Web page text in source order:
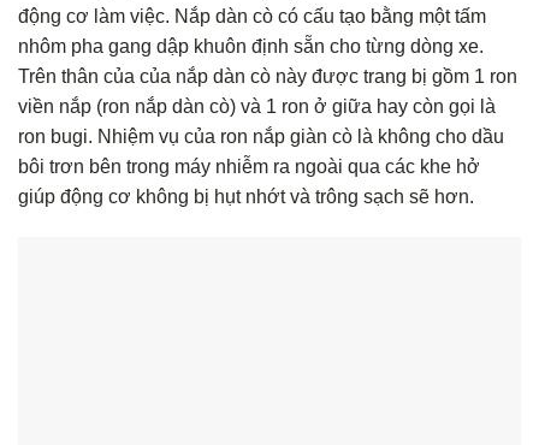
động cơ làm việc. Nắp dàn cò có cấu tạo bằng một tấm
nhôm pha gang dập khuôn định sẵn cho từng dòng xe.
Trên thân của của nắp dàn cò này được trang bị gồm 1 ron
viền nắp (ron nắp dàn cò) và 1 ron ở giữa hay còn gọi là
ron bugi. Nhiệm vụ của ron nắp giàn cò là không cho dầu
bôi trơn bên trong máy nhiễm ra ngoài qua các khe hở
giúp động cơ không bị hụt nhớt và trông sạch sẽ hơn.